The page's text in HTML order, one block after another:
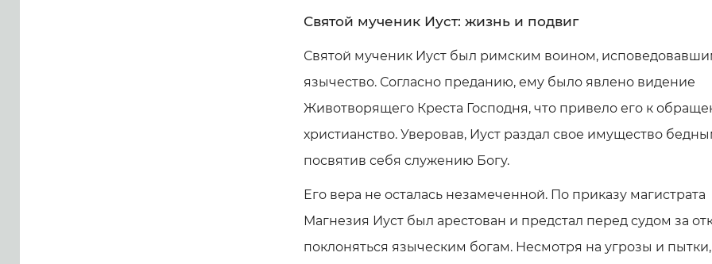
Святой мученик Иуст: жизнь и подвиг
Святой мученик Иуст был римским воином,
язычество. Согласно преданию, ему было явлено видение
Животворящего Креста Господня, что привело его к
христианство. Уверовав, Иуст раздал свое имущество
посвятив себя служению Богу.
Его вера не осталась незамеченной. По приказу магистрата
Магнезия Иуст был арестован и предстал перед судом за
поклоняться языческим богам. Несмотря на угрозы и